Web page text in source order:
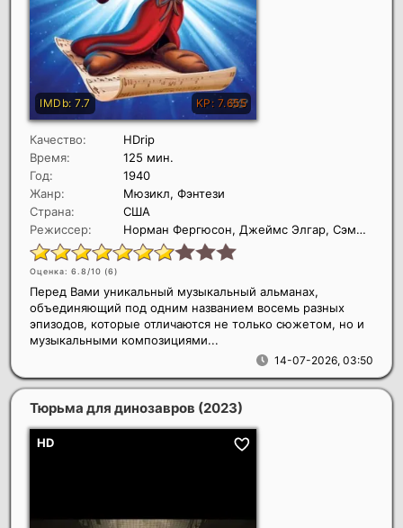
Качество:
HDrip
Время:
125 мин.
Год:
1940
Жанр:
Мюзикл, Фэнтези
Страна:
США
Режиссер:
Норман Фергюсон, Джеймс Элгар, Сэмюэл Армстронг
Оценка: 6.8/10 (6)
14-07-2026, 03:50
Перед Вами уникальный музыкальный альманах,
объединяющий под одним названием восемь разных
эпизодов, которые отличаются не только сюжетом, но и
музыкальными композициями...
Тюрьма для динозавров (2023)